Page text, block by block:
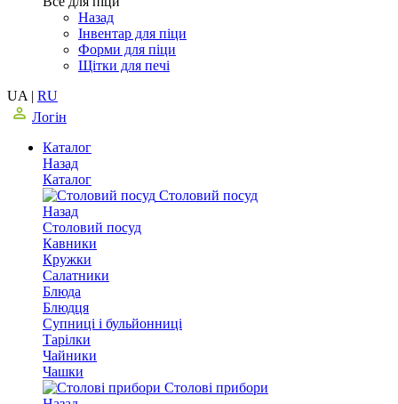
Назад
Інвентар для піци
Форми для піци
Щітки для печі
UA | RU
Логін
Каталог
Назад
Каталог
Столовий посуд
Назад
Столовий посуд
Кавники
Кружки
Салатники
Блюда
Блюдця
Супниці і бульйонниці
Тарілки
Чайники
Чашки
Столові прибори